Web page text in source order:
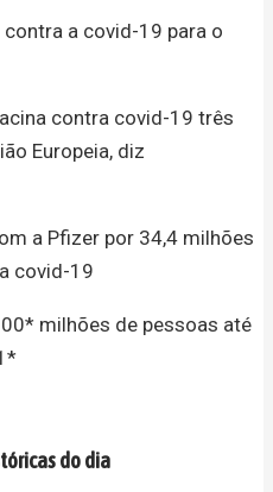
a covid-19 para o
contra covid-19 três
Europeia, diz
a Pfizer por 34,4 milhões
covid-19
milhões de pessoas até
do dia